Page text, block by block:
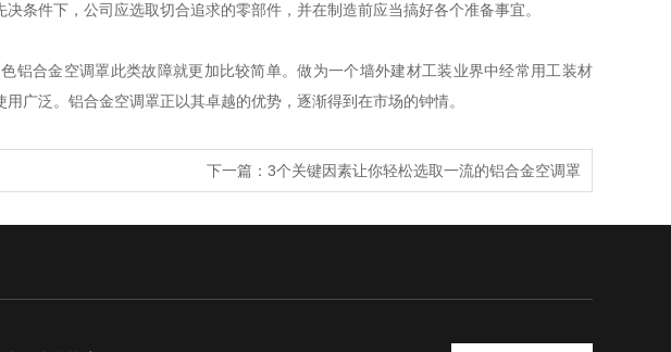
条件下，公司应选取切合追求的零部件，并在制造前应当搞好各个准备事宜。
铝合金空调罩此类故障就更加比较简单。做为一个墙外建材工装业界中经常用工装材
广泛。铝合金空调罩正以其卓越的优势，逐渐得到在市场的钟情。
下一篇： 3个关键因素让你轻松选取一流的铝合金空调罩